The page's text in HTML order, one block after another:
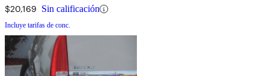
$20,169 Sin calificación
Incluye tarifas de conc.